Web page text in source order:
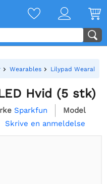
Wearables Lilypad Wearables
Hvid (5 stk)
Sparkfun
Model
Skrive en anmeldelse